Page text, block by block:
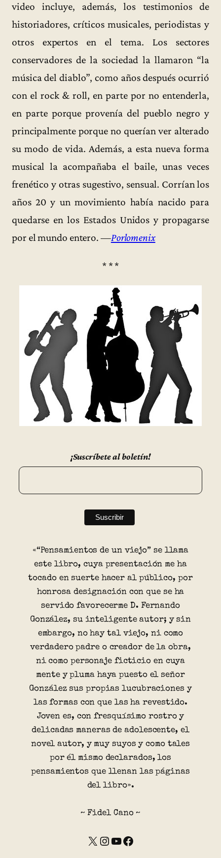
video incluye, además, los testimonios de
historiadores, críticos musicales, periodistas y
otros expertos en el tema. Los sectores
conservadores de la sociedad la llamaron “la
música del diablo”, como años después ocurrió
con el rock & roll, en parte por no entenderla,
en parte porque provenía del pueblo negro y
principalmente porque no querían ver alterado
su modo de vida. Además, a esta nueva forma
musical la acompañaba el baile, unas veces
frenético y otras sugestivo, sensual. Corrían los
años 20 y un movimiento había nacido para
quedarse en los Estados Unidos y propagarse
por el mundo entero. —Porlomenix
* * *
¡Suscríbete al boletín!
«“Pensamientos de un viejo” se llama
este libro, cuya presentación me ha
tocado en suerte hacer al público, por
honrosa designación con que se ha
servido favorecerme D. Fernando
González, su inteligente autor; y sin
embargo, no hay tal viejo, ni como
verdadero padre o creador de la obra,
ni como personaje ficticio en cuya
mente y pluma haya puesto el señor
González sus propias lucubraciones y
las formas con que las ha revestido.
Joven es, con fresquísimo rostro y
delicadas maneras de adolescente, el
novel autor, y muy suyos y como tales
por él mismo declarados, los
pensamientos que llenan las páginas
del libro».
~ Fidel Cano ~
X Instagram YouTube Facebook